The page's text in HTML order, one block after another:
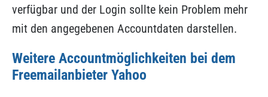
verfügbar und der Login sollte kein Problem mehr
mit den angegebenen Accountdaten darstellen.
Weitere Accountmöglichkeiten bei dem
Freemailanbieter Yahoo